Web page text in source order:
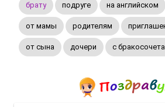
брату подруге на английском
от мамы родителям
от сына дочери с